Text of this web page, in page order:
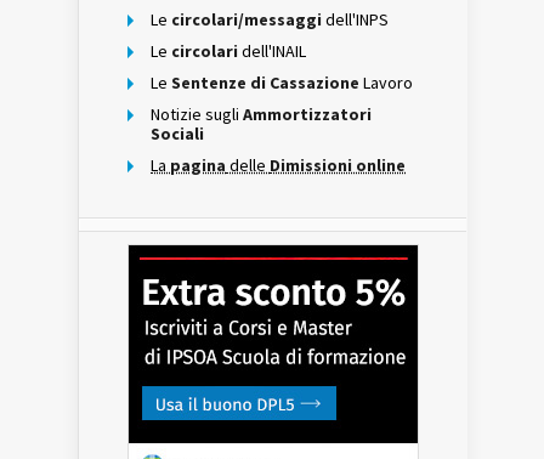
Le circolari/messaggi dell'INPS
Le circolari dell'INAIL
Le Sentenze di Cassazione Lavoro
Notizie sugli Ammortizzatori
Sociali
La pagina delle Dimissioni online